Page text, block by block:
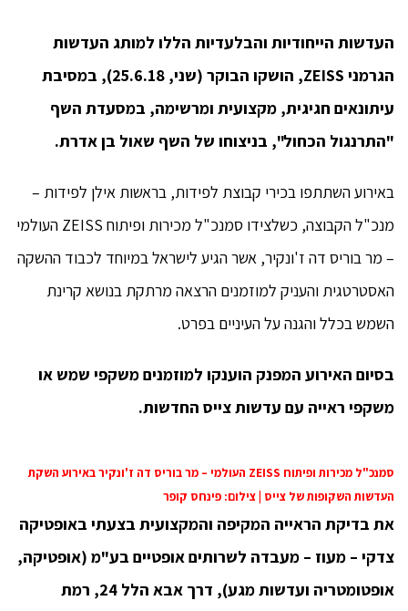
העדשות הייחודיות והבלעדיות הללו למותג העדשות
הגרמני ZEISS, הושקו הבוקר (שני, 25.6.18), במסיבת
עיתונאים חגיגית, מקצועית ומרשימה, במסעדת השף
"התרנגול הכחול", בניצוחו של השף שאול בן אדרת.
באירוע השתתפו בכירי קבוצת לפידות, בראשות אילן לפידות –
מנכ"ל הקבוצה, כשלצידו סמנכ"ל מכירות ופיתוח ZEISS העולמי
– מר בוריס דה ז'ונקיר, אשר הגיע לישראל במיוחד לכבוד ההשקה
האסטרטגית והעניק למוזמנים הרצאה מרתקת בנושא קרינת
השמש בכלל והגנה על העיניים בפרט.
בסיום האירוע המפנק הוענקו למוזמנים משקפי שמש או
משקפי ראייה עם עדשות צייס החדשות.
סמנכ"ל מכירות ופיתוח ZEISS העולמי – מר בוריס דה ז'ונקיר באירוע השקת
העדשות השקופות של צייס | צילום: פינחס קופר
את בדיקת הראייה המקיפה והמקצועית בצעתי באופטיקה
צדקי – מעוז – מעבדה לשרותים אופטיים בע"מ (אופטיקה,
אופטומטריה ועדשות מגע), דרך אבא הלל 24, רמת